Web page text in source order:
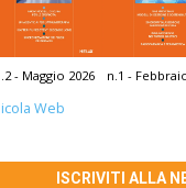
- Maggio 2026 n.1 -
Web
ISCRIVITI ALLA